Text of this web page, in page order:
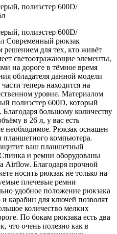
полиэстер 600D/
полиэстер 600D/
Современный рюкзак
решением для тех, кто живёт
светоотражающие элементы,
на дороге в тёмное время
обладателя данной модели
теперь находится на
уровне. Материалом
полиэстер 600D, который
большому количеству
в 26 л, у вас есть
необходимое. Рюкзак оснащен
планшетного компьютера.
ваш планшетный
и ремни оборудованы
Airflow. Благодаря прочной
носить рюкзак не только на
плечевые ремни
удобное положение рюкзака
карабин для ключей позволят
количество мелких
По бокам рюкзака есть два
что очень полезно как в